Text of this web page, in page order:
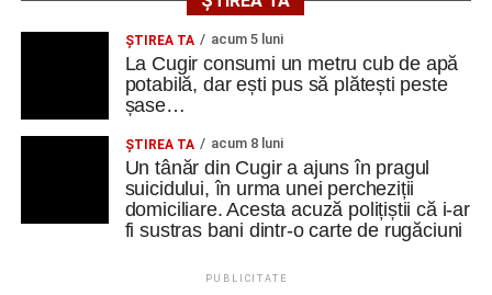
ȘTIREA TA acum 5 luni
La Cugir consumi un metru cub de apă
potabilă, dar ești pus să plătești peste
șase…
ȘTIREA TA acum 8 luni
Un tânăr din Cugir a ajuns în pragul
suicidului, în urma unei percheziții
domiciliare. Acesta acuză polițiștii că i-ar
fi sustras bani dintr-o carte de rugăciuni
PUBLICITATE